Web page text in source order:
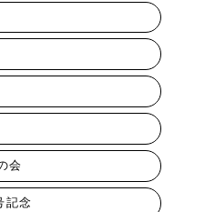
会
記念